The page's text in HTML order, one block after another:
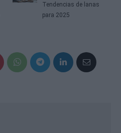
Tendencias de lanas
para 2025